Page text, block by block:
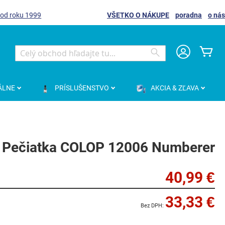
roku 1999 VŠETKO O NÁKUPE poradna
o nás
Search
PRÍSLUŠENSTVO AKCIA & ZĽAVA
Pečiatka COLOP 12006 Numberer
40,99 €
33,33 €